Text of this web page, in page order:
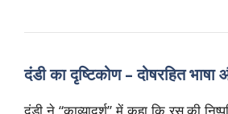
दंडी का दृष्टिकोण – दोषरहित
दंडी ने “काव्यादर्श” में कहा कि रस की